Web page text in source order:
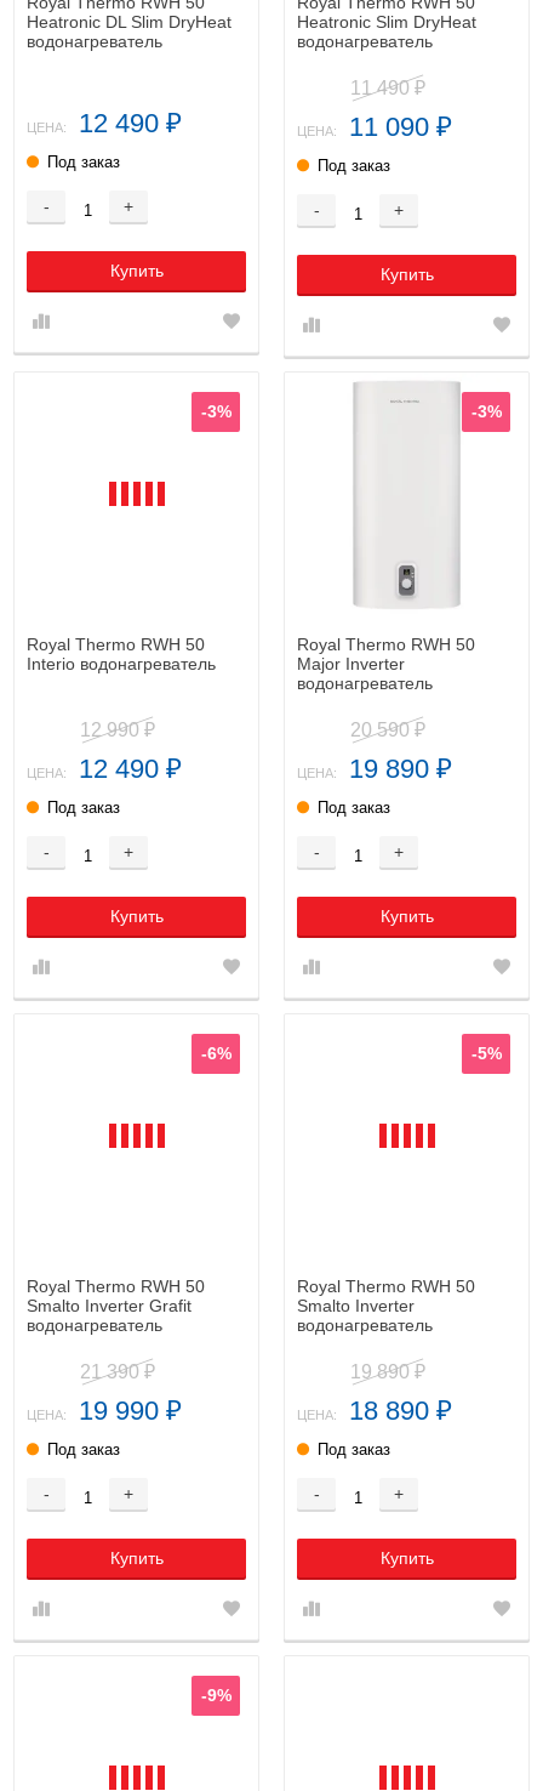
Heatronic DL Slim DryHeat
водонагреватель
ЦЕНА: 12 490 ₽
Под заказ
- +
Купить
Heatronic Slim DryHeat
водонагреватель
11 490 ₽
ЦЕНА: 11 090 ₽
Под заказ
- +
Купить
-3%
Royal Thermo RWH 50
Interio водонагреватель
12 990 ₽
ЦЕНА: 12 490 ₽
Под заказ
- +
Купить
-3%
Royal Thermo RWH 50
Major Inverter
водонагреватель
20 590 ₽
ЦЕНА: 19 890 ₽
Под заказ
- +
Купить
-6%
Royal Thermo RWH 50
Smalto Inverter Grafit
водонагреватель
21 390 ₽
ЦЕНА: 19 990 ₽
Под заказ
- +
Купить
-5%
Royal Thermo RWH 50
Smalto Inverter
водонагреватель
19 890 ₽
ЦЕНА: 18 890 ₽
Под заказ
- +
Купить
-9%